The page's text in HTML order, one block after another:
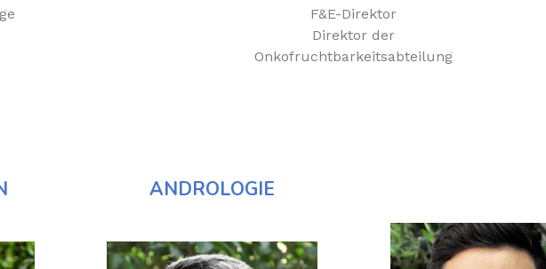
F&E-Direktor
Direktor der
Onkofruchtbarkeitsabteilung
ANDROLOGIE